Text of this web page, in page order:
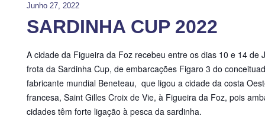
Junho 27, 2022
SARDINHA CUP 2022
A cidade da Figueira da Foz recebeu entre os dias 10 e 14 de
frota da Sardinha Cup, de embarcações Figaro 3 do
fabricante mundial Beneteau, que ligou a cidade da costa
francesa, Saint Gilles Croix de Vie, à Figueira da Foz, pois
cidades têm forte ligação à pesca da sardinha.